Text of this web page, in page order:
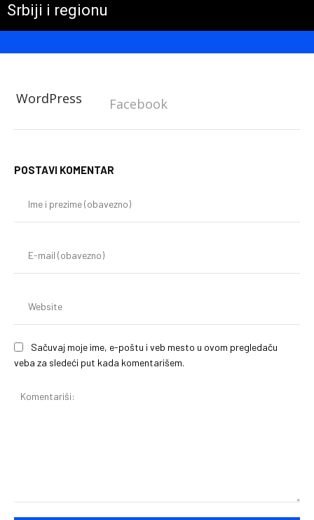
Srbiji i regionu
WordPress Facebook
POSTAVI KOMENTAR
Sačuvaj moje ime, e-poštu i veb mesto u ovom pregledaču
veba za sledeći put kada komentarišem.